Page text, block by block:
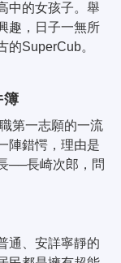
中的女孩子。舉
趣，日子一無所
的SuperCub。
簿
第一志願的一流
陣錯愕，理由是
──長崎次郎，問
通、安詳寧靜的